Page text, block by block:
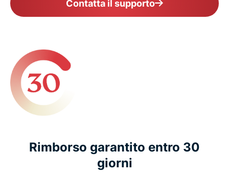
Contatta il supporto
Rimborso garantito entro 30
giorni